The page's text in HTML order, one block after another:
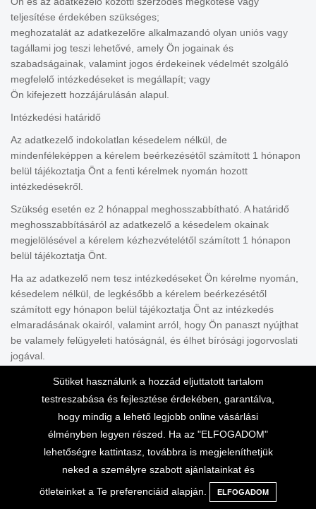
Menü Kategóriák Keresés
teljesítése érdekében szükséges;
meghozatalát az adatkezelőre alkalmazandó olyan uniós vagy
tagállami jog teszi lehetővé, amely Ön jogainak és
szabadságainak, valamint jogos érdekeinek védelmét szolgáló
megfelelő intézkedéseket is megállapít; vagy
Ön kifejezett hozzájárulásán alapul.
Intézkedési határidő
Az adatkezelő indokolatlan késedelem nélkül, de
mindenféleképpen a kérelem beérkezésétől számított 1 hónapon
belül tájékoztatja Önt a fenti kérelmek nyomán hozott
intézkedésekről.
Szükség esetén ez 2 hónappal meghosszabbítható. A határidő
meghosszabbításáról az adatkezelő a késedelem okainak
megjelölésével a kérelem kézhezvételétől számított 1 hónapon
belül tájékoztatja Önt.
Ha az adatkezelő nem tesz intézkedéseket Ön kérelme nyomán,
késedelem nélkül, de legkésőbb a kérelem beérkezésétől
számított egy hónapon belül tájékoztatja Önt az intézkedés
elmaradásának okairól, valamint arról, hogy Ön panaszt nyújthat
be valamely felügyeleti hatóságnál, és élhet bírósági jogorvoslati
jogával.
Az adatkezelés biztonsága
Az adatkezelő és az adatfeldolgozó a tudomány és technológia
állása és a megvalósítás költségei, továbbá az adatkezelés
jellege, hatóköre, körülményei és céljai, valamint a természetes
személyek jogaira és szabadságaira jelentett, változó
megfelelő technikai és szervezési intézkedéseket hajt végre
annak érdekében, hogy a kockázat mértékének megfelelő szintű
Sütiket használunk a hozzád eljuttatott tartalom
testreszabása és fejlesztése érdekében, garantálva,
hogy mindig a lehető legjobb online vásárlási
élményben legyen részed. Ha az "ELFOGADOM"
lehetőségre kattintasz, továbbra is megjeleníthetjük
neked a személyre szabott ajánlatainkat és
ötleteinket a Te preferenciáid alapján.
ELFOGADOM